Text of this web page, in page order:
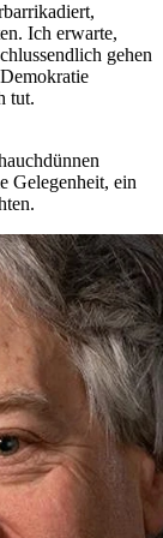
Ich erwarte,
gehen
tut.
Gelegenheit, ein